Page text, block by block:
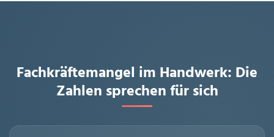
Fachkräftemangel im Handwerk: Die
Zahlen sprechen für sich